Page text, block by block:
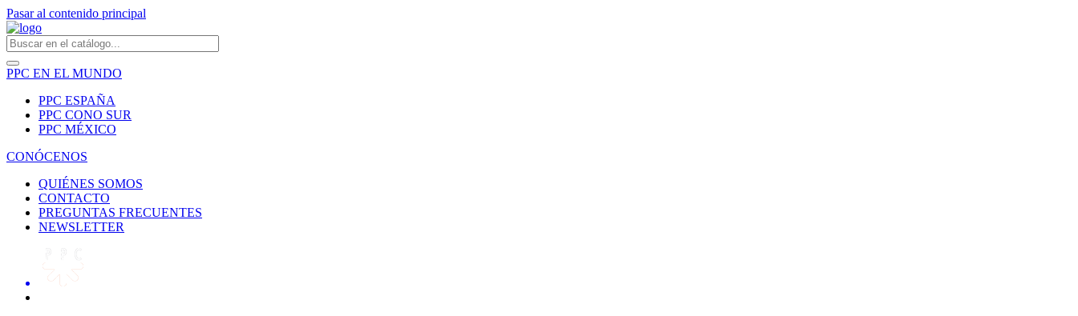
Pasar al contenido principal
PPC EN EL MUNDO
PPC ESPAÑA
PPC CONO SUR
PPC MÉXICO
CONÓCENOS
QUIÉNES SOMOS
CONTACTO
PREGUNTAS FRECUENTES
NEWSLETTER